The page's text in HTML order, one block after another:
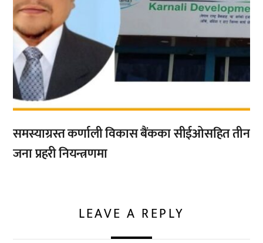
समस्याग्रस्त कर्णाली विकास बैंकका सीईओसहित तीन
जना प्रहरी नियन्त्रणमा
LEAVE A REPLY